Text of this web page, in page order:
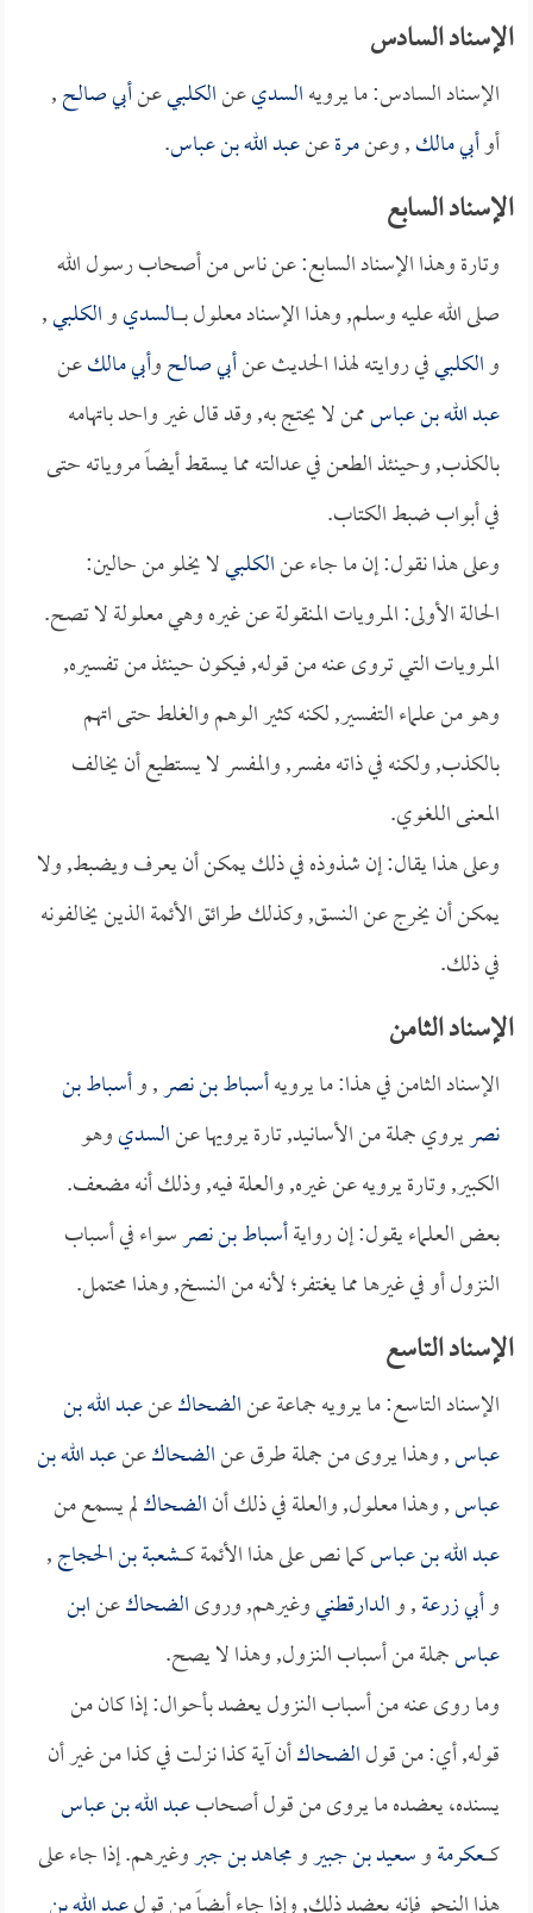
الإسناد السادس
الإسناد السادس: ما يرويهالسديعنالكلبيعنأبي صالح,
أوأبي مالك, وعنمرةعنعبد الله بن عباس.
الإسناد السابع
وتارة وهذا الإسناد السابع: عن ناس من أصحاب رسول الله
صلى الله عليه وسلم, وهذا الإسناد معلول بــــــالسديوالكلبي,
والكلبيفي روايته لهذا الحديث عنأبي صالحوأبي مالكعن
عبد الله بن عباسممن لا يحتج به, وقد قال غير واحد باتهامه
بالكذب, وحينئذ الطعن في عدالته مما يسقط أيضاً مروياته حتى
في أبواب ضبط الكتاب.
وعلى هذا نقول: إن ما جاء عنالكلبيلا يخلو من حالين:
الحالة الأولى: المرويات المنقولة عن غيره وهي معلولة لا تصح.
المرويات التي تروى عنه من قوله, فيكون حينئذ من تفسيره,
وهو من علماء التفسير, لكنه كثير الوهم والغلط حتى اتهم
بالكذب, ولكنه في ذاته مفسر, والمفسر لا يستطيع أن يخالف
المعنى اللغوي.
وعلى هذا يقال: إن شذوذه في ذلك يمكن أن يعرف ويضبط, ولا
يمكن أن يخرج عن النسق, وكذلك طرائق الأئمة الذين يخالفونه
في ذلك.
الإسناد الثامن
الإسناد الثامن في هذا: ما يرويهأسباط بن نصر, وأسباط بن
نصريروي جملة من الأسانيد, تارة يرويها عنالسديوهو
الكبير, وتارة يرويه عن غيره, والعلة فيه, وذلك أنه مضعف.
بعض العلماء يقول: إن روايةأسباط بن نصرسواء في أسباب
النزول أو في غيرها مما يغتفر؛ لأنه من النسخ, وهذا محتمل.
الإسناد التاسع
الإسناد التاسع: ما يرويه جماعة عنالضحاكعنعبد الله بن
عباس, وهذا يروى من جملة طرق عنالضحاكعنعبد الله بن
عباس, وهذا معلول, والعلة في ذلك أنالضحاكلم يسمع من
عبد الله بن عباسكما نص على هذا الأئمة كـــــشعبة بن الحجاج,
وأبي زرعة, والدارقطنيوغيرهم, وروىالضحاكعنابن
عباسجملة من أسباب النزول, وهذا لا يصح.
وما روى عنه من أسباب النزول يعضد بأحوال: إذا كان من
قوله, أي: من قولالضحاكأن آية كذا نزلت في كذا من غير أن
يسنده، يعضده ما يروى من قول أصحابعبد الله بن عباس
كـــــعكرمةوسعيد بن جبيرومجاهد بن جبروغيرهم. إذا جاء على